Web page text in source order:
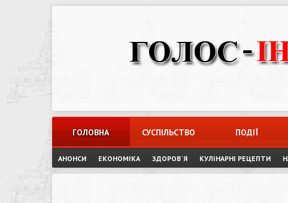
ГОЛОВНА СУСПІЛЬСТВО ПОДІЇ
АНОНСИ ЕКОНОМІКА ЗДОРОВ`Я КУЛІНАРНІ РЕЦЕПТИ